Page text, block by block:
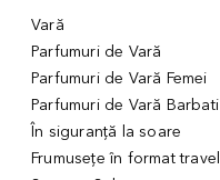
Vară
Parfumuri de Vară
Parfumuri de Vară Femei
Parfumuri de Vară Barbati
În siguranță la soare
Frumusețe în format travel